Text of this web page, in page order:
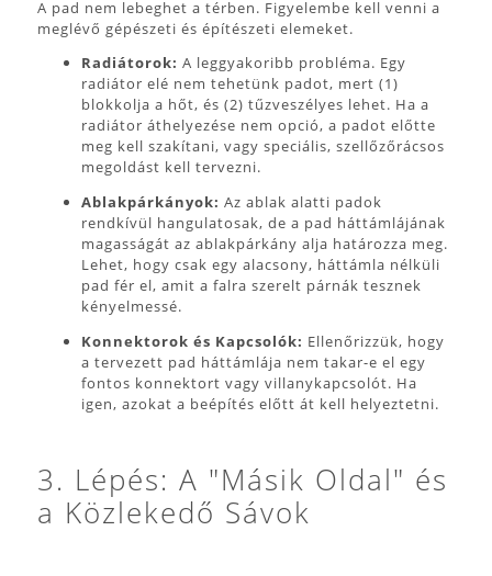
A pad nem lebeghet a térben. Figyelembe kell venni a
meglévő gépészeti és építészeti elemeket.
Radiátorok: A leggyakoribb probléma. Egy
radiátor elé nem tehetünk padot, mert (1)
blokkolja a hőt, és (2) tűzveszélyes lehet. Ha a
radiátor áthelyezése nem opció, a padot előtte
meg kell szakítani, vagy speciális, szellőzőrácsos
megoldást kell tervezni.
Ablakpárkányok: Az ablak alatti padok
rendkívül hangulatosak, de a pad háttámlájának
magasságát az ablakpárkány alja határozza meg.
Lehet, hogy csak egy alacsony, háttámla nélküli
pad fér el, amit a falra szerelt párnák tesznek
kényelmessé.
Konnektorok és Kapcsolók: Ellenőrizzük, hogy
a tervezett pad háttámlája nem takar-e el egy
fontos konnektort vagy villanykapcsolót. Ha
igen, azokat a beépítés előtt át kell helyeztetni.
3. Lépés: A "Másik Oldal" és
a Közlekedő Sávok